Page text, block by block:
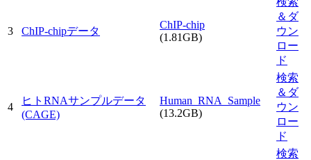
3 ChIP-chipデータ
ChIP-chip
(1.81GB)
＆ダ
ウン
ロー
ド
4
ヒトRNAサンプルデータ
(CAGE)
Human_RNA_Sample
(13.2GB)
検索
＆ダ
ウン
ロー
ド
検索